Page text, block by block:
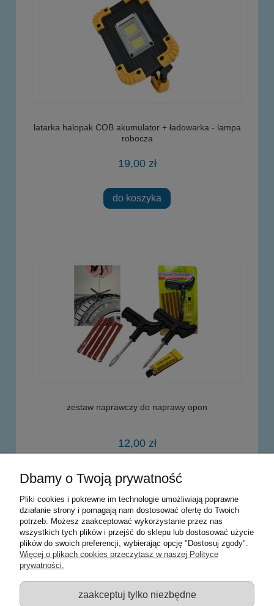
latarka halopak COB akumulator + ładowarka - lampa
robocza
19,00 zł
do koszyka
zestaw naprawczy do naprawy opon
12,00 zł
powiadom o dostępności
Warunki zakupów
Moje konto
Informacje o sklepie
Sklep z zabawkami Łódź :: Hurownia zabawek :: Zabawki
Dbamy o Twoją prywatność
Pliki cookies i pokrewne im technologie umożliwiają poprawne
działanie strony i pomagają nam dostosować ofertę do Twoich
potrzeb. Możesz zaakceptować wykorzystanie przez nas
wszystkich tych plików i przejść do sklepu lub dostosować użycie
plików do swoich preferencji, wybierając opcję "Dostosuj zgody".
Więcej o plikach cookies przeczytasz w naszej Polityce
prywatności.
zaakceptuj tylko niezbędne